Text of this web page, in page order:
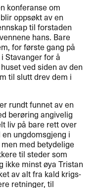
konferanse om
oppsøkt av en
til forstaden
hans. Bare
for første gang på
Stavanger for å
ved siden av den
til slutt drev dem i
rundt funnet av en
berøring angivelig
liv på bare rett over
ungdomsgjeng i
med betydelige
til steder som
ikke minst øya Tristan
av alt fra kald krigs-
retninger, til